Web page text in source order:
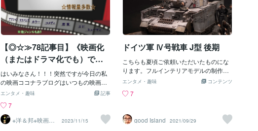
か？✨こちらの作品は、長寿のお祝いの
記念として、ご家族からの感謝と愛情を
込めて制作しました。🌼 家族の温かさを
一枚に主役の方を囲むご家族の優しい表
情を丁寧に描き、ほっこりとした雰囲気
に仕上げています。背景にはミモザの花
束を添えて、明るく華やかな印象に。ミ
モザは「感謝」「優しさ」を象徴する花
で、長寿のお祝いにぴったりです🌸🎨 柔
らかく落ち着いたタッチでお一人おひと
りの特徴を大切にしながら、柔らかいタ
上がりに。💖 メッセージの配置にもこだ
わりを「これからも元気でいてね」「い
つもありがとう」といった心温まるメッ
で、SNS上では「高額で手に入りにくい
物を頼んでくる」「だんだん高額な物ば
かりを頼むようになった」という内容の
声が上がっています。 子どもが、サン
タクロース宛ての手紙を通じて、高額な
物や入手困難な物を要求する場合、どう
イザーの佐藤めぐみさんに見解を聞きま
した。 欲しい物をリスト化する Q.子ども
がいる人にとって、クリスマスはどのよ
うなイベントだと思いますか。佐藤さん
多いイベントだと私は感じています。実
際に、クリスマスが近づくにつれ、親は
【◎☆≫78記事目】《映画化
（またはドラマ化でも）でき
るのでは!?》｝【全然知らなか
った！！！《☆ＵＳＪで起き
た☆こんな心温まる☆ホッコ
リ☆ジンジン☆☆ストーリ
ー！！》】
はいみなさん！！！突然ですが今日の私
の映画ココナラブログはいつもの映画作
品関連がどうこうではなく、「誰もが絶
ニバーサルスタジオジャパ～～～ン】の
あるエピソードが某メディアから知った
ので、【《個人的にはグッ☆☆ときたこ
記事
エンタメ・趣味
7
※洋＆邦※映画10
00作以上鑑賞済
2023/11/15
ドイツ軍 Ⅳ号戦車 J型 後期
こちらも夏頃ご依頼いただいたものにな
ります。フルインテリアモデルの制作で
した。作っていてもかなり楽しめまし
んはタミヤ製のものを追加し、雰囲気を
しました！基本工賃 30,000円 （お得
意様のため、実際はお値引きさせて頂い
コンテンツ
エンタメ・趣味
7
good Island 2021/09/29